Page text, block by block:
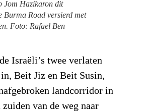
Jom Hazikaron dit
Burma Road versierd met
Foto: Rafael Ben
Israëli’s twee verlaten
Beit Jiz en Beit Susin,
landcorridor in
zuiden van de weg naar